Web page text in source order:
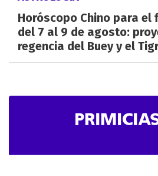
Horóscopo Chino para el
del 7 al 9 de agosto:
regencia del Buey y el